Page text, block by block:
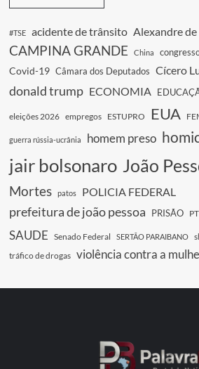
#TSE acidente de trânsito Alexandre
CAMPINA GRANDE China
Covid-19 Câmara dos Deputados Cícero
donald trump ECONOMIA
eleições 2026 empregos ESTUPRO EUA
guerra rússia-ucrânia homem preso
jair bolsonaro João
Mortes patos POLICIA FEDERAL
prefeitura de joão pessoa PRISÃO PT
SAUDE Senado Federal SERTÃO PARAIBANO
tráfico de drogas violência contra a